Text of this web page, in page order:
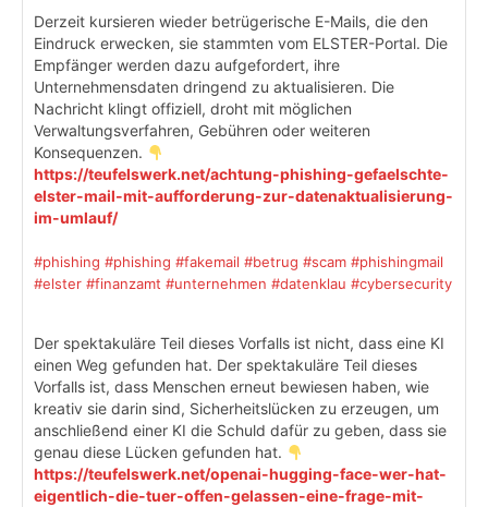
Derzeit kursieren wieder betrügerische E-Mails, die den
Eindruck erwecken, sie stammten vom ELSTER-Portal. Die
Empfänger werden dazu aufgefordert, ihre
Unternehmensdaten dringend zu aktualisieren. Die
Nachricht klingt offiziell, droht mit möglichen
Verwaltungsverfahren, Gebühren oder weiteren
Konsequenzen.
https://teufelswerk.net/achtung-phishing-gefaelschte-
elster-mail-mit-aufforderung-zur-datenaktualisierung-
im-umlauf/
#phishing #phishing #fakemail #betrug #scam #phishingmail
#elster #finanzamt #unternehmen #datenklau #cybersecurity
Der spektakuläre Teil dieses Vorfalls ist nicht, dass eine KI
einen Weg gefunden hat. Der spektakuläre Teil dieses
Vorfalls ist, dass Menschen erneut bewiesen haben, wie
kreativ sie darin sind, Sicherheitslücken zu erzeugen, um
anschließend einer KI die Schuld dafür zu geben, dass sie
genau diese Lücken gefunden hat.
https://teufelswerk.net/openai-hugging-face-wer-hat-
eigentlich-die-tuer-offen-gelassen-eine-frage-mit-